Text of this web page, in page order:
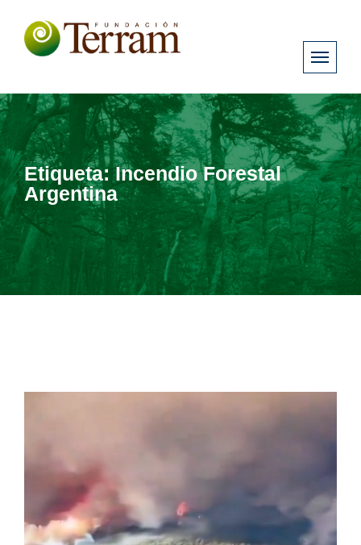
Etiqueta:Incendio Forestal
Argentina